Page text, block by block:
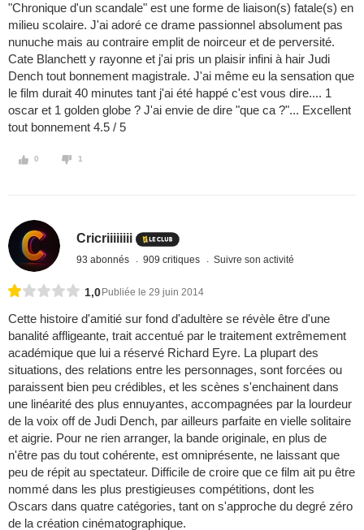
"Chronique d'un scandale" est une forme de liaison(s) fatale(s) en
milieu scolaire. J'ai adoré ce drame passionnel absolument pas
nunuche mais au contraire emplit de noirceur et de perversité.
Cate Blanchett y rayonne et j'ai pris un plaisir infini à hair Judi
Dench tout bonnement magistrale. J'ai même eu la sensation que
le film durait 40 minutes tant j'ai été happé c'est vous dire.... 1
oscar et 1 golden globe ? J'ai envie de dire "que ca ?"... Excellent
tout bonnement 4.5 / 5
0 1
Cricriiiiiiii
93 abonnés 909 critiques Suivre son activité
1,0 Publiée le 29 juin 2014
Cette histoire d'amitié sur fond d'adultère se révèle être d'une
banalité affligeante, trait accentué par le traitement extrêmement
académique que lui a réservé Richard Eyre. La plupart des
situations, des relations entre les personnages, sont forcées ou
paraissent bien peu crédibles, et les scènes s'enchainent dans
une linéarité des plus ennuyantes, accompagnées par la lourdeur
de la voix off de Judi Dench, par ailleurs parfaite en vielle solitaire
et aigrie. Pour ne rien arranger, la bande originale, en plus de
n'être pas du tout cohérente, est omniprésente, ne laissant que
peu de répit au spectateur. Difficile de croire que ce film ait pu être
nommé dans les plus prestigieuses compétitions, dont les
Oscars dans quatre catégories, tant on s'approche du degré zéro
de la création cinématographique.